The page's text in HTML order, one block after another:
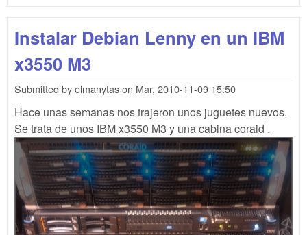
Instalar Debian Lenny en un IBM
x3550 M3
Submitted byelmanytason Mar, 2010-11-09 15:50
Hace unas semanas nos trajeron unos juguetes nuevos.
Se trata de unos IBM x3550 M3 y una cabina coraid .